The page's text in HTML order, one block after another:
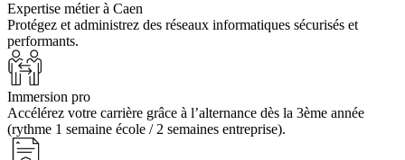
Expertise métier à Caen
Protégez et administrez des réseaux informatiques sécurisés et
performants.
Immersion pro
Accélérez votre carrière grâce à l’alternance dès la 3ème année
(rythme 1 semaine école / 2 semaines entreprise).